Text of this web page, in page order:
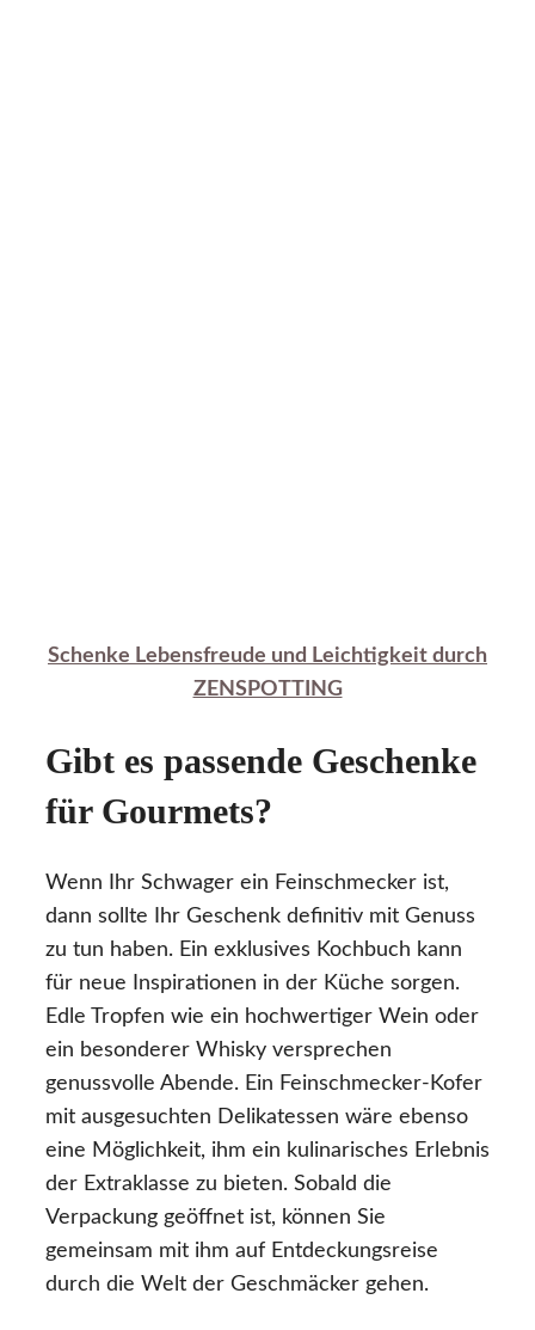
Schenke Lebensfreude und Leichtigkeit durch
ZENSPOTTING
Gibt es passende Geschenke
für Gourmets?
Wenn Ihr Schwager ein Feinschmecker ist,
dann sollte Ihr Geschenk definitiv mit Genuss
zu tun haben. Ein exklusives Kochbuch kann
für neue Inspirationen in der Küche sorgen.
Edle Tropfen wie ein hochwertiger Wein oder
ein besonderer Whisky versprechen
genussvolle Abende. Ein Feinschmecker-Kofer
mit ausgesuchten Delikatessen wäre ebenso
eine Möglichkeit, ihm ein kulinarisches Erlebnis
der Extraklasse zu bieten. Sobald die
Verpackung geöffnet ist, können Sie
gemeinsam mit ihm auf Entdeckungsreise
durch die Welt der Geschmäcker gehen.